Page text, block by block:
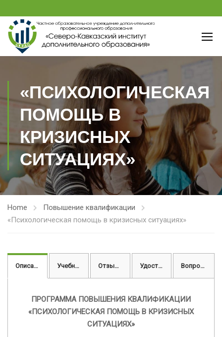
«ПСИХОЛОГИЧЕСКАЯ
ПОМОЩЬ В
КРИЗИСНЫХ
СИТУАЦИЯХ»
Home
Повышение квалификации
«Психологическая помощь в кризисных ситуациях»
Описание Учебный план Отзывы Удостоверение Вопросы
ПРОГРАММА ПОВЫШЕНИЯ КВАЛИФИКАЦИИ
«ПСИХОЛОГИЧЕСКАЯ ПОМОЩЬ В КРИЗИСНЫХ
СИТУАЦИЯХ»